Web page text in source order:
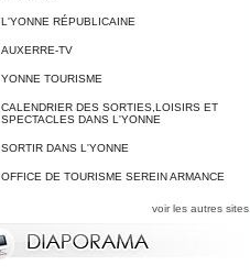
L'YONNE RÉPUBLICAINE
AUXERRE-TV
YONNE TOURISME
CALENDRIER DES SORTIES,LOISIRS ET
SPECTACLES DANS L'YONNE
SORTIR DANS L'YONNE
OFFICE DE TOURISME SEREIN ARMANCE
voir les autres sites